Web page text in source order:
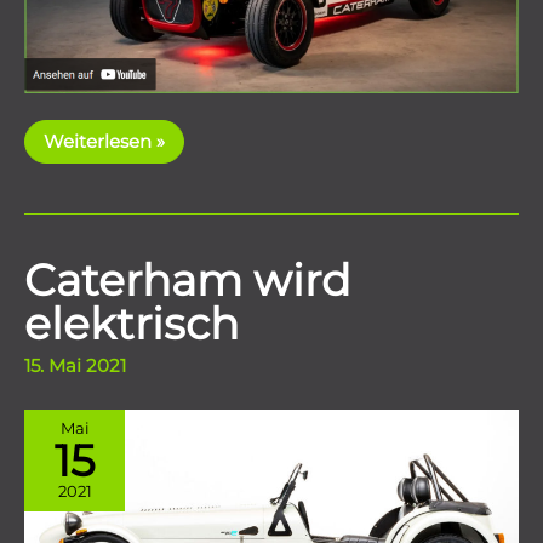
CATERHAM
explained
Weiterlesen »
Caterham wird
elektrisch
15. Mai 2021
Mai
15
2021